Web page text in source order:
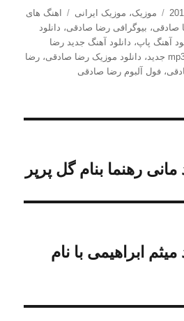
دسته‌ها
موزیک، موزیک ایرانی برچسب‌ها
اهنگ های
صادقی، بیوگرافی رضا صادقی، دانلود
آهنگ پاپ، دانلود آهنگ جدید رضا
، دانلود موزیک رضا صادقی،رضا
،فول آلبوم رضا صادقی
رهنما بنام گل پرپر
ابراهیمی با نام